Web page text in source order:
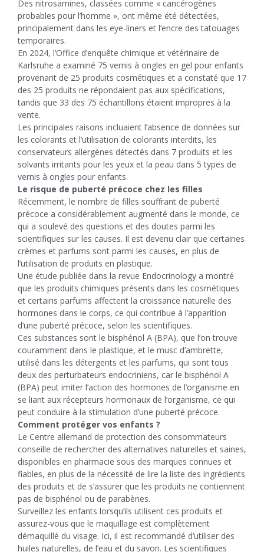
Des nitrosamines, classées comme « cancérogènes
probables pour l’homme », ont même été détectées,
principalement dans les eye-liners et l’encre des tatouages ​​
temporaires.
En 2024, l’Office d’enquête chimique et vétérinaire de
Karlsruhe a examiné 75 vernis à ongles en gel pour enfants
provenant de 25 produits cosmétiques et a constaté que 17
des 25 produits ne répondaient pas aux spécifications,
tandis que 33 des 75 échantillons étaient impropres à la
vente.
Les principales raisons incluaient l’absence de données sur
les colorants et l’utilisation de colorants interdits, les
conservateurs allergènes détectés dans 7 produits et les
solvants irritants pour les yeux et la peau dans 5 types de
vernis à ongles pour enfants.
Le risque de puberté précoce chez les filles
Récemment, le nombre de filles souffrant de puberté
précoce a considérablement augmenté dans le monde, ce
qui a soulevé des questions et des doutes parmi les
scientifiques sur les causes. Il est devenu clair que certaines
crèmes et parfums sont parmi les causes, en plus de
l’utilisation de produits en plastique.
Une étude publiée dans la revue Endocrinology a montré
que les produits chimiques présents dans les cosmétiques
et certains parfums affectent la croissance naturelle des
hormones dans le corps, ce qui contribue à l’apparition
d’une puberté précoce, selon les scientifiques.
Ces substances sont le bisphénol A (BPA), que l’on trouve
couramment dans le plastique, et le musc d’ambrette,
utilisé dans les détergents et les parfums, qui sont tous
deux des perturbateurs endocriniens, car le bisphénol A
(BPA) peut imiter l’action des hormones de l’organisme en
se liant aux récepteurs hormonaux de l’organisme, ce qui
peut conduire à la stimulation d’une puberté précoce.
Comment protéger vos enfants ?
Le Centre allemand de protection des consommateurs
conseille de rechercher des alternatives naturelles et saines,
disponibles en pharmacie sous des marques connues et
fiables, en plus de la nécessité de lire la liste des ingrédients
des produits et de s’assurer que les produits ne contiennent
pas de bisphénol ou de parabènes.
Surveillez les enfants lorsqu’ils utilisent ces produits et
assurez-vous que le maquillage est complètement
démaquillé du visage. Ici, il est recommandé d’utiliser des
huiles naturelles, de l’eau et du savon. Les scientifiques